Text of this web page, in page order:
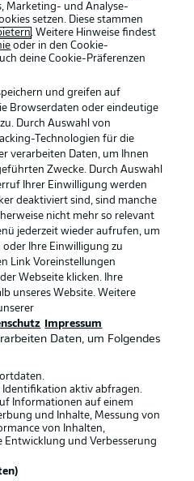
Voreinstellungen verwalten
Nutzungsbedingungen
Jobs
Partner
Liveticker
Gruppe GmbH
Marketing- und Analyse-
setzen. Diese stammen
. Weitere Hinweise findest
oder in den Cookie-
deine Cookie-Präferenzen
und greifen auf
Browserdaten oder eindeutige
Durch Auswahl von
Technologien für die
verarbeiten Daten, um Ihnen
Zwecke. Durch Auswahl
Ihrer Einwilligung werden
deaktiviert sind, sind manche
nicht mehr so relevant
jederzeit wieder aufrufen, um
oder Ihre Einwilligung zu
Link Voreinstellungen
Webseite klicken. Ihre
unseres Website. Weitere
Impressum
Daten, um Folgendes
Identifikation aktiv abfragen.
Informationen auf einem
und Inhalte, Messung von
von Inhalten,
und Verbesserung